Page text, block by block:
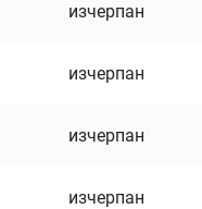
изчерпан
изчерпан
изчерпан
изчерпан